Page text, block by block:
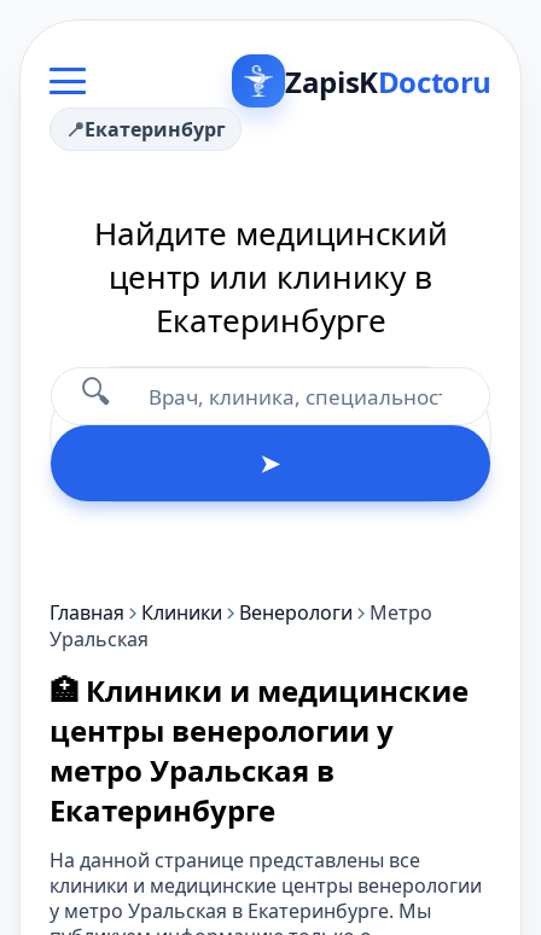
ZapisKDoctoru
Екатеринбург
Найдите медицинский
центр или клинику в
Екатеринбурге
🔍
➤
Главная Клиники Венерологи
Метро
Уральская
🏥 Клиники и медицинские
центры венерологии у
метро Уральская в
Екатеринбурге
На данной странице представлены все
клиники и медицинские центры венерологии
у метро Уральская в Екатеринбурге. Мы